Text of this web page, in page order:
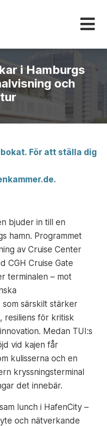
i Hamburgs
och
För att ställa dig
.
bjuder in till en
hamn. Programmet
av Cruise Center
CGH Cruise Gate
terminalen – mot
särskilt stärker
resiliens för kritisk
Medan TUI:s
vid kajen får
kulisserna och en
kryssningsterminal
det innebär.
lunch i HafenCity –
och nätverkande